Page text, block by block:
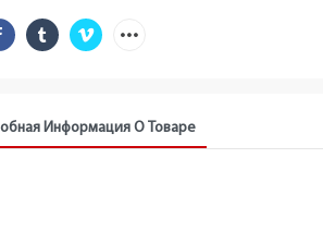
Информация О Товаре